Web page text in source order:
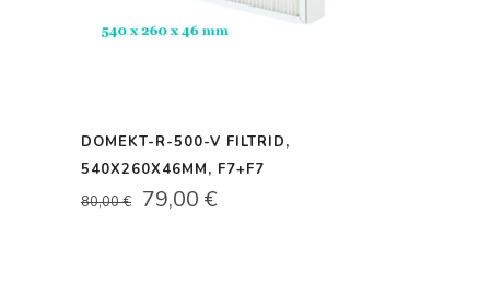
DOMEKT-R-500-V FILTRID,
540X260X46MM, F7+F7
80,00€
ALGNE
79,00 €PRAEGUNE